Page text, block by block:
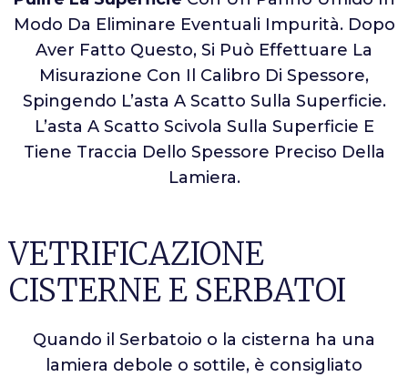
Modo Da Eliminare Eventuali Impurità. Dopo
Aver Fatto Questo, Si Può Effettuare La
Misurazione Con Il Calibro Di Spessore,
Spingendo L’asta A Scatto Sulla Superficie.
L’asta A Scatto Scivola Sulla Superficie E
Tiene Traccia Dello Spessore Preciso Della
Lamiera.
VETRIFICAZIONE
CISTERNE E SERBATOI
Quando il Serbatoio o la cisterna ha una
lamiera debole o sottile, è consigliato